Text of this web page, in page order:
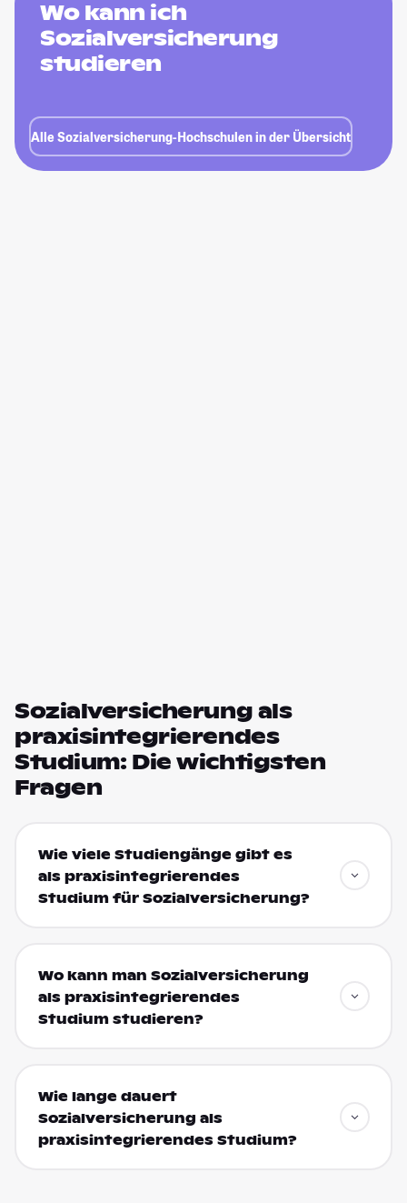
Wo kann ich
Sozialversicherung
studieren
Alle Sozialversicherung-Hochschulen in der Übersicht
Sozialversicherung als
praxisintegrierendes
Studium: Die wichtigsten
Fragen
Wie viele Studiengänge gibt es
als praxisintegrierendes
Studium für Sozialversicherung?
Wo kann man Sozialversicherung
als praxisintegrierendes
Studium studieren?
Wie lange dauert
Sozialversicherung als
praxisintegrierendes Studium?